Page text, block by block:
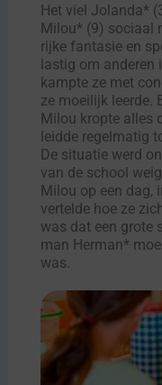
Het viel Jolanda*
Milou* (9) sociaal
rijke fantasie en
lastig om anderen
kampte ze met
ze moeilijk leerde.
Milou kropte alles
leidde regelmatig
De situatie werd
van de school
Milou op een dag,
vertelde hoe ze
was dat een grote
man Herman*
was.